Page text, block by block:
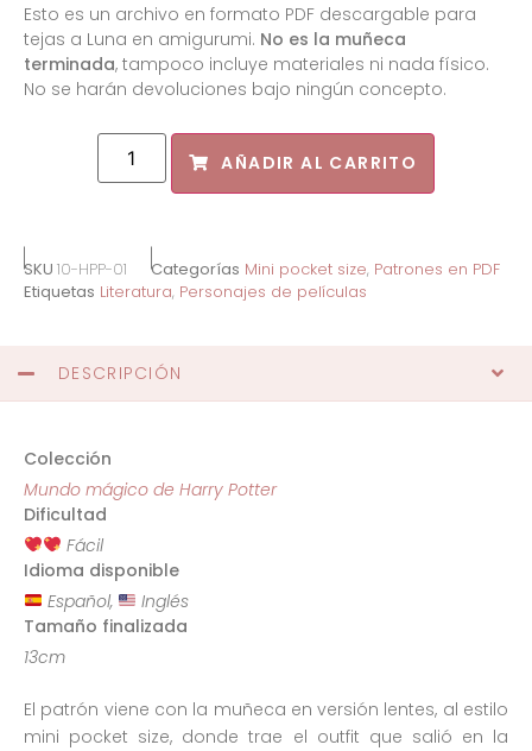
Esto es un archivo en formato PDF descargable para
tejas a Luna en amigurumi. No es la muñeca
terminada, tampoco incluye materiales ni nada físico.
No se harán devoluciones bajo ningún concepto.
AÑADIR AL CARRITO
SKU 10-HPP-01 Categorías Mini pocket size, Patrones en PDF
Etiquetas Literatura, Personajes de películas
DESCRIPCIÓN
Colección
Mundo mágico de Harry Potter
Dificultad
Fácil
Idioma disponible
Español,
Inglés
Tamaño finalizada
13cm
El patrón viene con la muñeca en versión lentes, al estilo
mini pocket size, donde trae el outfit que salió en la